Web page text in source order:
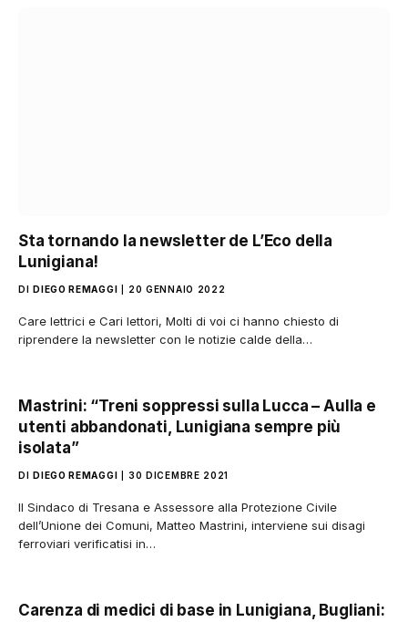
Sta tornando la newsletter de L’Eco della
Lunigiana!
DI DIEGO REMAGGI 20 GENNAIO 2022
Care lettrici e Cari lettori, Molti di voi ci hanno chiesto di
riprendere la newsletter con le notizie calde della…
Mastrini: “Treni soppressi sulla Lucca – Aulla e
utenti abbandonati, Lunigiana sempre più
isolata”
DI DIEGO REMAGGI 30 DICEMBRE 2021
Il Sindaco di Tresana e Assessore alla Protezione Civile
dell’Unione dei Comuni, Matteo Mastrini, interviene sui disagi
ferroviari verificatisi in…
Carenza di medici di base in Lunigiana, Bugliani: